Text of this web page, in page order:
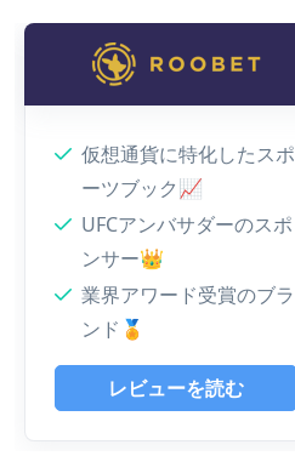
仮想通貨に特化したスポ
ーツブック📈
UFCアンバサダーのスポ
ンサー👑
業界アワード受賞のブラ
ンド🏅
レビューを読む